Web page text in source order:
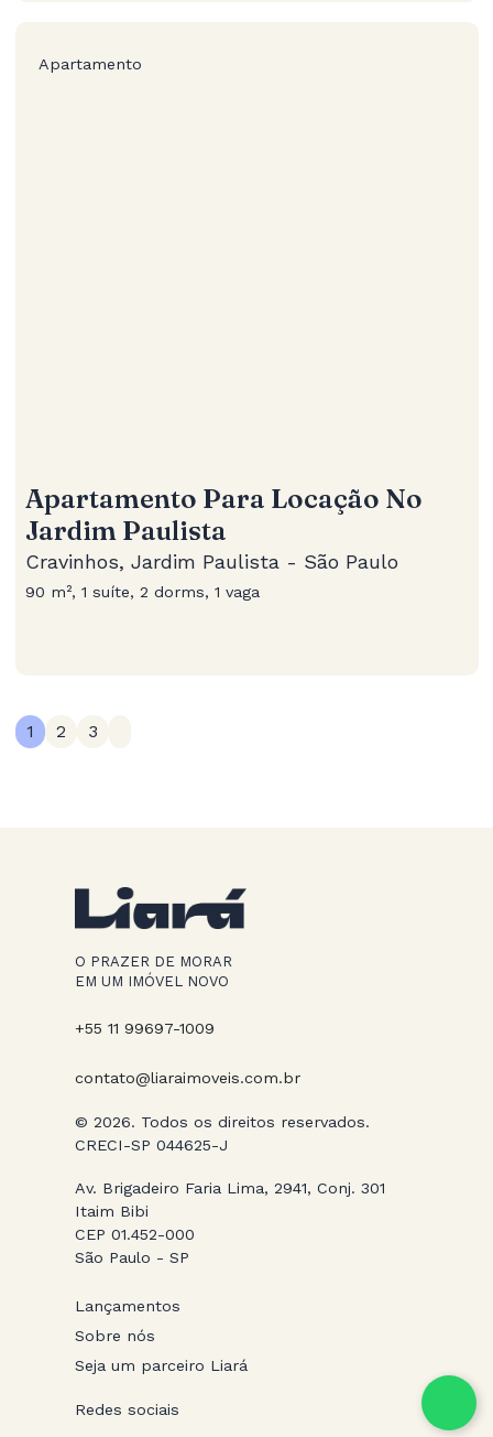
Apartamento
Apartamento Para Locação No
Jardim Paulista
Cravinhos, Jardim Paulista - São Paulo
90 m², 1 suíte, 2 dorms, 1 vaga
1 2 3
O PRAZER DE MORAR
EM UM IMÓVEL NOVO
+55 11 99697-1009
contato@liaraimoveis.com.br
© 2026. Todos os direitos reservados.
CRECI-SP 044625-J
Av. Brigadeiro Faria Lima, 2941, Conj. 301
Itaim Bibi
CEP 01.452-000
São Paulo - SP
Lançamentos
Sobre nós
Seja um parceiro Liará
Redes sociais